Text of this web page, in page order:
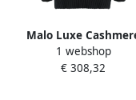
Malo Luxe
Sweater met
Black Dames
1 webshop
€ 308,32